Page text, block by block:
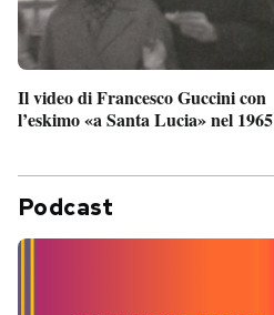
Il video di Francesco Guccini con
l’eskimo «a Santa Lucia» nel 1965
Podcast